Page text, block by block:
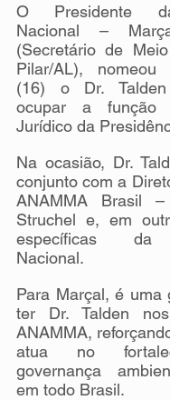
O Presidente
Nacional –
(Secretário de
Pilar/AL),
(16) o Dr.
ocupar a função
Jurídico da
Na ocasião, Dr.
conjunto com a
ANAMMA Brasil
Struchel e, em
específicas da
Nacional.
Para Marçal, é uma
ter Dr. Talden
ANAMMA,
atua no
governança
em todo Brasil.